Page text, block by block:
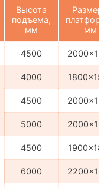
Высота
подъема,
мм
мм
4500
4000
4500
5000
4500
6000